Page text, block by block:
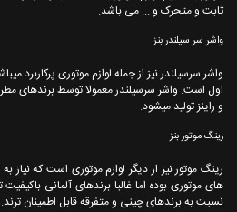
ثابت و متحرک و ... می باشد.
واشر سر سیلندر بنز
واشر سرسیلندر نیز از جمله لوازم موتوری پرکاربرد
اول است. واشر سرسیلندر معمولا توسط برندهای
و راینز تولید میشود.
رینگ موتور بنز
رینگ موتور نیز از دیگر لوازم موتوری است که نیاز
های موتوری بوده اما غالبا برندهای آلمانی
نسبت به برندهای چینی و متفرقه قابل اطمینان ترند.